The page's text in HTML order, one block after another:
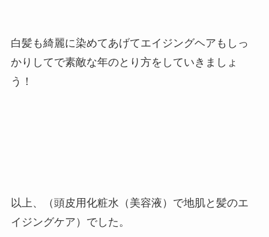
白髪も綺麗に染めてあげてエイジングヘアもしっ
かりしてで素敵な年のとり方をしていきましょ
う！
以上、（頭皮用化粧水（美容液）で地肌と髪のエ
イジングケア）でした。